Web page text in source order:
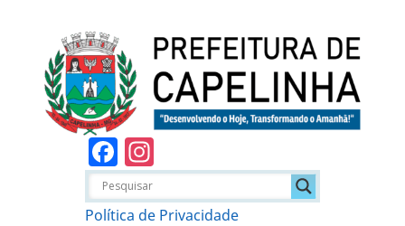
Facebook
Política de Privacidade